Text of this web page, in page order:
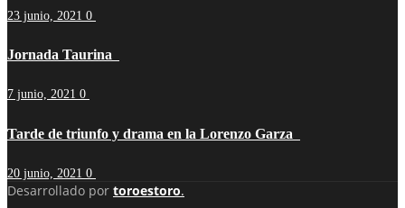
23 junio, 2021 0
Jornada Taurina
7 junio, 2021 0
Tarde de triunfo y drama en la Lorenzo Garza
20 junio, 2021 0
Desarrollado por toroestoro.